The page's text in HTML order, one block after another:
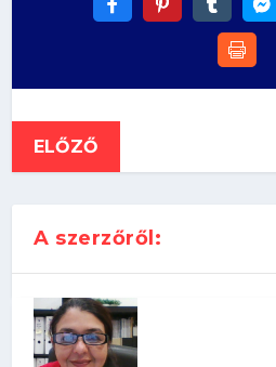
ELŐZŐ
A szerzőről: